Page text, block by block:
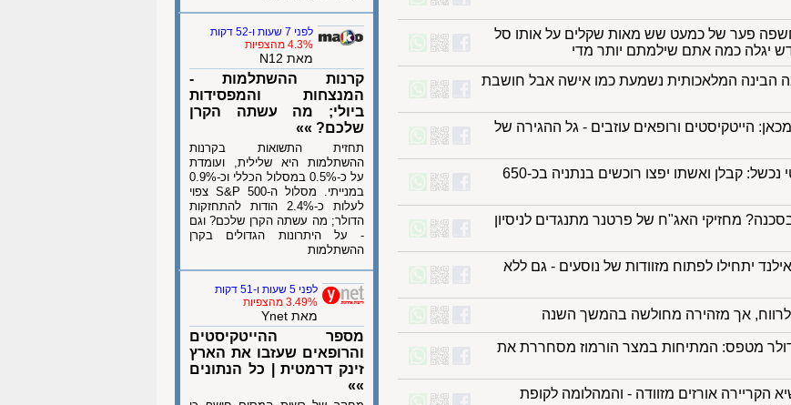
פער של כמעט שש מאות שקלים על אותו סל
יגלה כמה אתם שילמתם יותר מדי
הבינה המלאכותית נשמעת כמו אישה אבל חושבת
הייטקיסטים ורופאים עוזבים - גל ההגירה של
התרגיל המשפטי נכשל: קבלן ואשתו יפצו רוכשים בנתניה בכ-650
מחזיקי האג"ח של פרטנר מתנגדים לניסיון
יתחילו לפתוח מזוודות של נוסעים - גם ללא
לרווח, אך מזהירה מחולשה בהמשך השנה
מטפס: המתיחות במצר הורמוז מסחררת את
הקריירה אורזים מזוודה - והמהלומה לקופת
לפני 7 שעות ו-52 דקות
4.3% מהצפיות
מאת N12
קרנות ההשתלמות -
המנצחות והמפסידות
ביולי; מה עשתה הקרן
שלכם? »»
תחזית התשואות בקרנות
ההשתלמות היא שלילית, ועומדת
על כ-0.5% במסלול הכללי וכ-0.9%
במנייתי. מסלול ה-S&P 500 צפוי
לעלות כ-2.4% הודות להתחזקות
הדולר; מה עשתה הקרן שלכם? וגם
- על היתרונות הגדולים בקרן
ההשתלמות
לפני 5 שעות ו-51 דקות
3.49% מהצפיות
מאת Ynet
מספר ההייטקיסטים
והרופאים שעזבו את הארץ
זינק דרמטית | כל הנתונים
»»